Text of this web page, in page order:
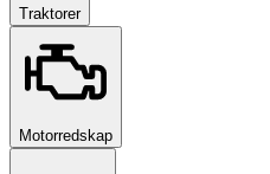
Traktorer
Motorredskap